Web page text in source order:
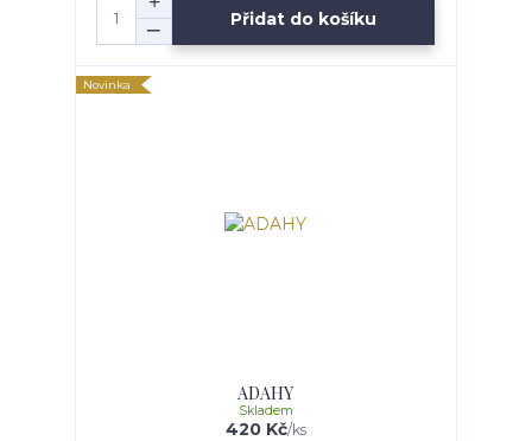
Přidat do košíku
Novinka
ADAHY
420 Kč/ks
Skladem